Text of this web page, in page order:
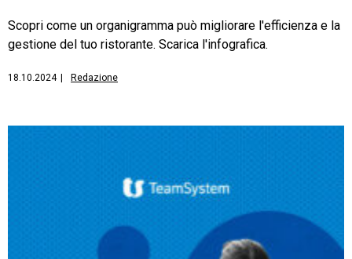
Scopri come un organigramma può migliorare l'efficienza e la
gestione del tuo ristorante. Scarica l'infografica.
18.10.2024 Redazione